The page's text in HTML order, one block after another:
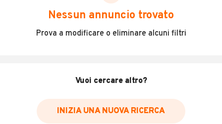
scegliere in modo trasparente e sicuro, come:
Incidenti in cui è stato coinvolto il veicolo
Data e luogo delle revisioni effettuate
Inserisci il numero di targa per verificare la disponibilità
Nessun annuncio trovato
Prova a modificare o eliminare alcuni filtri
Vuoi cercare altro?
INIZIA UNA NUOVA RICERCA